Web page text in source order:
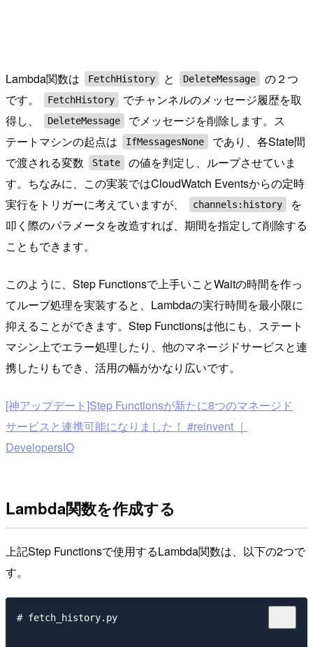
Lambda関数は FetchHistory と DeleteMessage
の２つ
です。
FetchHistory
でチャンネルのメッセージ履歴を取
得し、
DeleteMessage
でメッセージを削除します。ス
テートマシンの起点は
IfMessagesNone
であり、各State間
で渡される変数
State
の値を判定し、ループさせていま
す。ちなみに、この実装ではCloudWatch Eventsからの定時
実行をトリガーに考えていますが、
channels:history
を
叩く際のパラメータを改造すれば、期間を指定して削除する
こともできます。
このように、Step Functionsで上手いことWaitの時間を作っ
てループ処理を実装すると、Lambdaの実行時間を最小限に
抑えることができます。Step Functionsは他にも、ステート
マシン上でエラー処理したり、他のマネージドサービスと連
携したりもでき、活用の幅がかなり広いです。
[神アップデート]Step Functionsが新たに8つのマネージド
サービスと連携可能になりました！ #reinvent ｜
DevelopersIO
Lambda関数を作成する
上記Step Functionsで使用するLambda関数は、以下の2つで
す。
# fetch_history.py